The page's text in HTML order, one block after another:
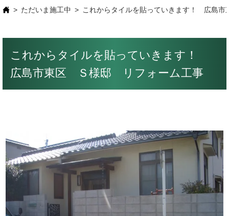
ただいま施工中 これからタイルを貼っていきます！ 広島
これからタイルを貼っていきます！
広島市東区 Ｓ様邸 リフォーム工事